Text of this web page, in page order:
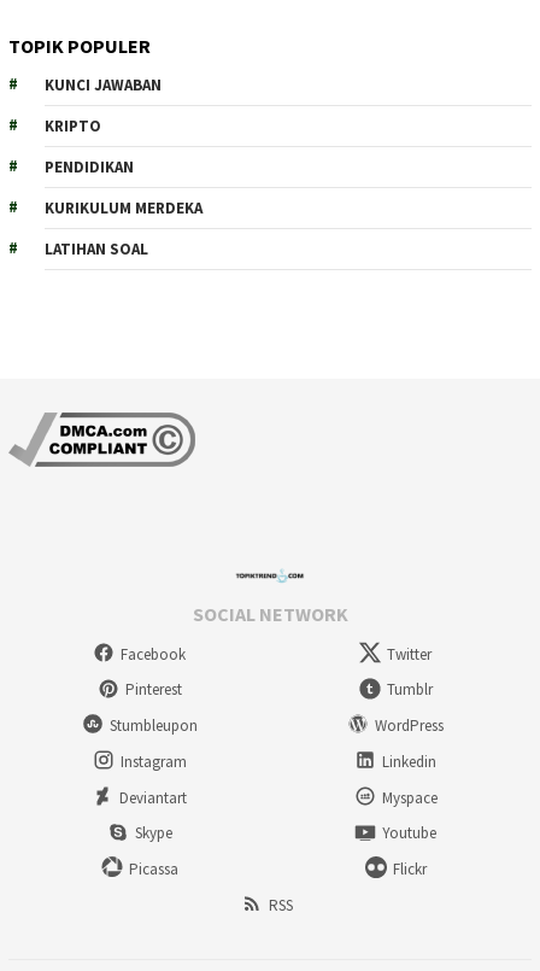
TOPIK POPULER
KUNCI JAWABAN
KRIPTO
PENDIDIKAN
KURIKULUM MERDEKA
LATIHAN SOAL
SOCIAL NETWORK
Facebook
Twitter
Pinterest
Tumblr
Stumbleupon
WordPress
Instagram
Linkedin
Deviantart
Myspace
Skype
Youtube
Picassa
Flickr
RSS